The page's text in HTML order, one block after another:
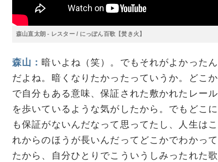
森山直太朗 - レスター / にっぽん百歌【焚き火】
森山： 暗いよね（笑）。でもそれがよかったん
だよね。暗くなりたかったっていうか。どこか
で自分もある意味、保証された敷かれたレール
を歩いているような気がしたから。でもどこに
も保証がないんだなって思ってたし、人生はこ
れからのほうが長いんだってどこかでわかって
たから、自分ひとりでこういうしみったれた歌